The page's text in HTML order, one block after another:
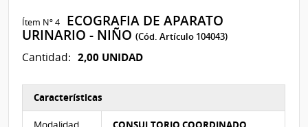
Ítem Nº 4
ECOGRAFIA DE APARATO
URINARIO - NIÑO(Cód. Artículo 104043)
Cantidad: 2,00 UNIDAD
Características